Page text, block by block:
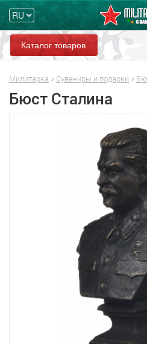
Каталог товаров
Милитарка » Сувениры и подарки »
Бюст Сталина